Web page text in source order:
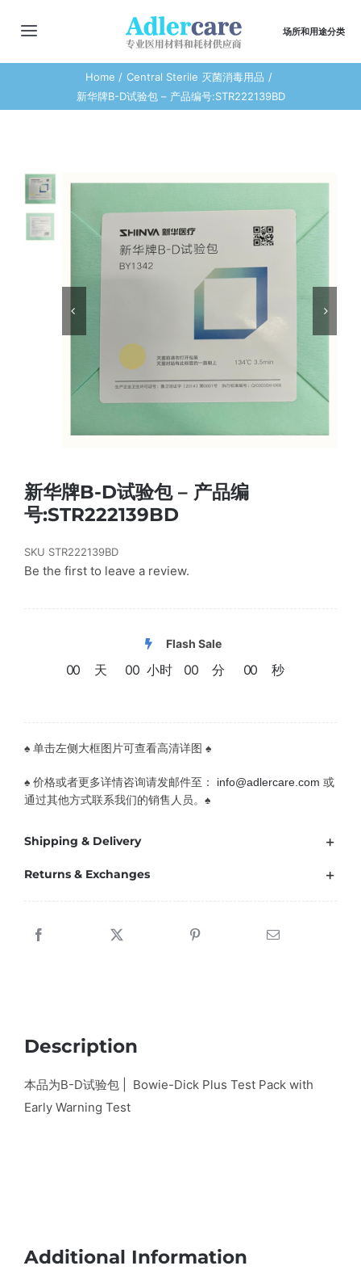
切
换
商店
商品合集
场所和用途分类
Home
Central Sterile 灭菌消毒用品
新华牌B-D试验包 – 产品编号:STR222139BD
新华牌B-D试验包 – 产品编
号:STR222139BD
SKU STR222139BD
Be the first to leave a review.
Flash Sale
00 天 00 小时 00 分 00 秒
♠ 单击左侧大框图片可查看高清详图 ♠
♠ 价格或者更多详情咨询请发邮件至： info@adlercare.com 或
通过其他方式联系我们的销售人员。♠
Shipping & Delivery
Returns & Exchanges
Description
本品为B-D试验包 | Bowie-Dick Plus Test Pack with
Early Warning Test
Additional Information